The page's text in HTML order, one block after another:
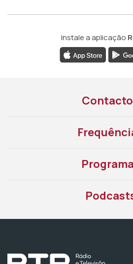
Instale a aplicação